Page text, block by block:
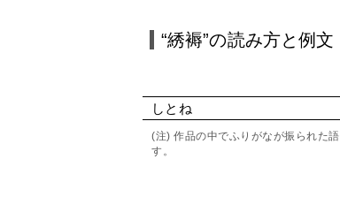
“綉褥”の読み方と例文
しとね
(注) 作品の中でふりがなが振られた
す。